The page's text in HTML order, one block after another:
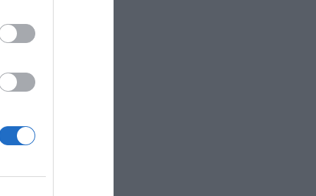
τους.
115
για